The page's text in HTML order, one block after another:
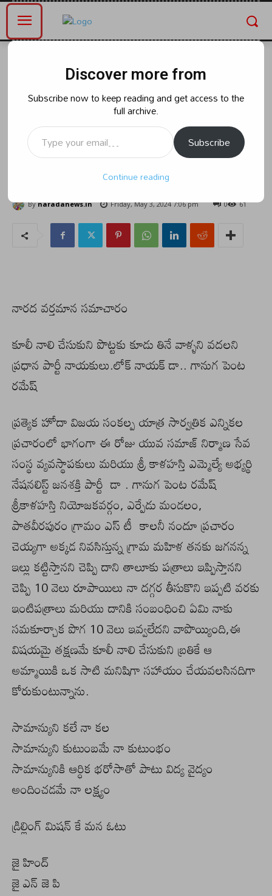
రాజకీయం
కూలీ నాలి చేసుకుని పొట్టకు కూడు తినే
వాళ్ళని వదలని ప్రధాన పార్టీ
నాయకులు.లోక్ నాయక్ డా.. గానుగ
పెంట రమేష్
By naradanews.in Friday, May 3, 2024 7:06 pm 61
0
నారద వర్తమాన సమాచారం
కూలీ నాలి చేసుకుని పొట్టకు కూడు తినే వాళ్ళని వదలని
ప్రధాన పార్టీ నాయకులు.లోక్ నాయక్ డా.. గానుగ పెంట
రమేష్
ప్రత్యెక హోదా విజయ సంకల్ప యాత్ర సార్వత్రిక ఎన్నికల
ప్రచారంలో భాగంగా ఈ రోజు యువ సమాజ్ నిర్మాణ సేవ
సంస్థ వ్యవస్థాపకులు మరియు శ్రీ కాళహస్తి ఎమ్మెల్యే అభ్యర్థి
నేషనలిస్ట్ జనశక్తి పార్టీ డా . గానుగ పెంట రమేష్
శ్రీకాళహస్తి నియోజకవర్గం, ఎర్పేడు మండలం,
పాతవీరపురం గ్రామం ఎస్ టీ కాలనీ నందూ ప్రచారం
చెయ్యగా అక్కడ నివసిస్తున్న గ్రామ మహిళ తనకు జగనన్న
ఇల్లు కట్టిస్తానని చెప్పి దాని తాలూకు పత్రాలు ఇప్పిస్తానని
చెప్పి 10 వెలు రూపాయిలు నా దగ్గర తీసుకొని ఇప్పటి వరకు
ఇంటిపత్రాలు మరియు దానికి సంబంధించి ఏమి నాకు
సమకూర్చాక పొగ 10 వెలు ఇవ్వలేదని వాపొయ్యింది,ఈ
విషయమై తక్షణమే కూలీ నాలి చేసుకుని బ్రతికే ఆ
అమ్మాయికి ఒక సాటి మనిషిగా సహాయం చేయవలసినదిగా
కోరుకుంటున్నాను.
సామాన్యుని కలే నా కల
సామాన్యుని కుటుంబమే నా కుటుంభం
సామాన్యునికి ఆర్ధిక భరోసాతో పాటు విద్య వైద్యం
అందించడమే నా లక్ష్యం
డ్రిల్లింగ్ మిషన్ కే మన ఓటు
జై హింద్
జై ఎన్ జె పి
Discover more from
Subscribe now to keep reading and get access to the
full archive.
Type your email…
Subscribe
Continue reading